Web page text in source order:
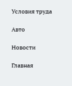
Условия труда
Авто
Новости
Главная